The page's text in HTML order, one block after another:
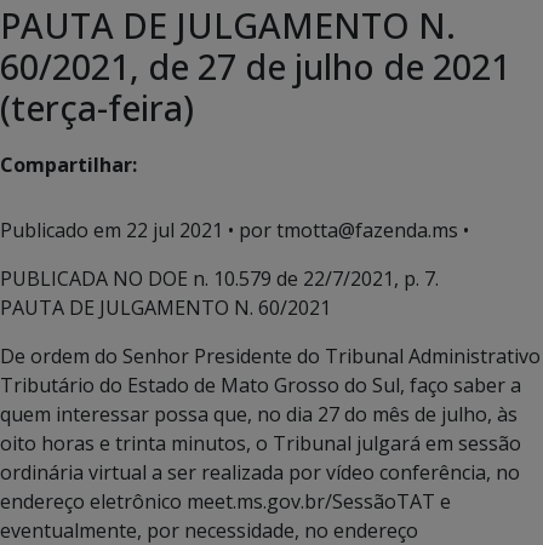
PAUTA DE JULGAMENTO N.
60/2021, de 27 de julho de 2021
(terça-feira)
Compartilhar:
Publicado em 22 jul 2021 • por tmotta@fazenda.ms •
PUBLICADA NO DOE n. 10.579 de 22/7/2021, p. 7.
PAUTA DE JULGAMENTO N. 60/2021
De ordem do Senhor Presidente do Tribunal Administrativo
Tributário do Estado de Mato Grosso do Sul, faço saber a
quem interessar possa que, no dia 27 do mês de julho, às
oito horas e trinta minutos, o Tribunal julgará em sessão
ordinária virtual a ser realizada por vídeo conferência, no
endereço eletrônico meet.ms.gov.br/SessãoTAT e
eventualmente, por necessidade, no endereço